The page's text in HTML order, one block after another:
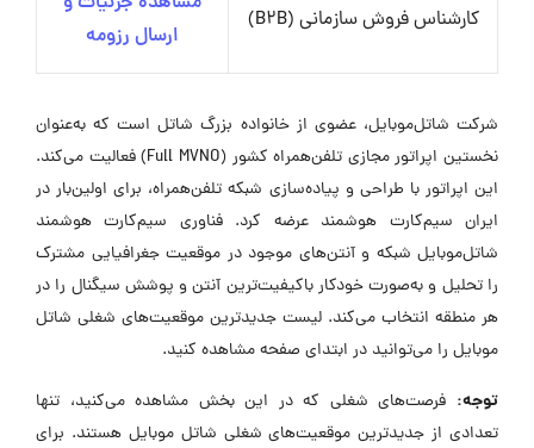
کارشناس فروش سازمانی (B2B)
ارسال رزومه
شرکت شاتل‌موبایل، عضوی از خانواده بزرگ شاتل است که به‌عنوان
نخستین اپراتور مجازی تلفن‌همراه کشور (Full MVNO) فعالیت می‌کند.
این اپراتور با طراحی و پیاده‌سازی شبکه تلفن‌همراه، برای اولین‌بار در
ایران سیم‌کارت هوشمند عرضه کرد. فناوری سیم‌کارت هوشمند
شاتل‌موبایل شبکه و آنتن‌های موجود در موقعیت جغرافیایی مشترک
را تحلیل و به‌صورت خودکار باکیفیت‌ترین آنتن و پوشش سیگنال را در
هر منطقه انتخاب می‌کند. لیست جدیدترین موقعیت‌های شغلی شاتل
موبایل را می‌توانید در ابتدای صفحه مشاهده کنید.
توجه: فرصت‌های شغلی که در این بخش مشاهده می‌کنید، تنها
تعدادی از جدیدترین موقعیت‌های شغلی شاتل موبایل هستند. برای